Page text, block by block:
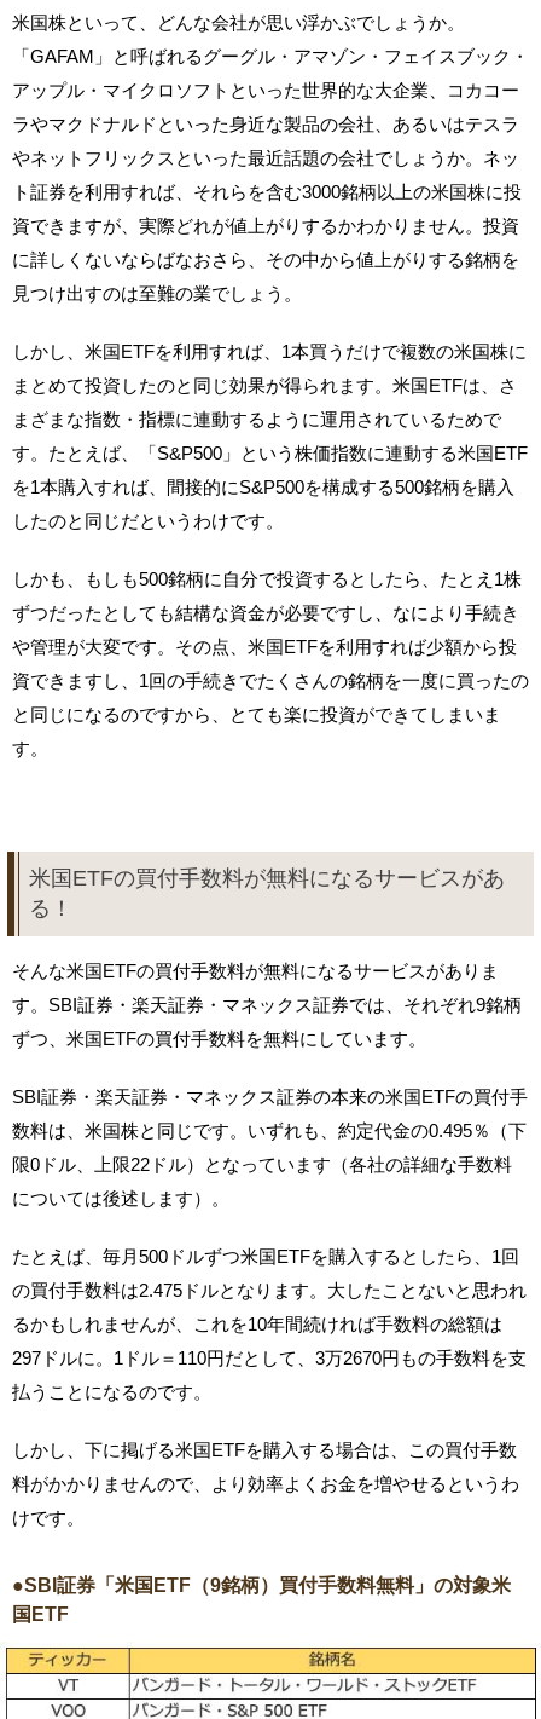
米国株といって、どんな会社が思い浮かぶでしょうか。
「GAFAM」と呼ばれるグーグル・アマゾン・フェイスブック・
アップル・マイクロソフトといった世界的な大企業、コカコー
ラやマクドナルドといった身近な製品の会社、あるいはテスラ
やネットフリックスといった最近話題の会社でしょうか。ネッ
ト証券を利用すれば、それらを含む3000銘柄以上の米国株に投
資できますが、実際どれが値上がりするかわかりません。投資
に詳しくないならばなおさら、その中から値上がりする銘柄を
見つけ出すのは至難の業でしょう。
しかし、米国ETFを利用すれば、1本買うだけで複数の米国株に
まとめて投資したのと同じ効果が得られます。米国ETFは、さ
まざまな指数・指標に連動するように運用されているためで
す。たとえば、「S&P500」という株価指数に連動する米国ETF
を1本購入すれば、間接的にS&P500を構成する500銘柄を購入
したのと同じだというわけです。
しかも、もしも500銘柄に自分で投資するとしたら、たとえ1株
ずつだったとしても結構な資金が必要ですし、なにより手続き
や管理が大変です。その点、米国ETFを利用すれば少額から投
資できますし、1回の手続きでたくさんの銘柄を一度に買ったの
と同じになるのですから、とても楽に投資ができてしまいま
す。
米国ETFの買付手数料が無料になるサービスがあ
る！
そんな米国ETFの買付手数料が無料になるサービスがありま
す。SBI証券・楽天証券・マネックス証券では、それぞれ9銘柄
ずつ、米国ETFの買付手数料を無料にしています。
SBI証券・楽天証券・マネックス証券の本来の米国ETFの買付手
数料は、米国株と同じです。いずれも、約定代金の0.495％（下
限0ドル、上限22ドル）となっています（各社の詳細な手数料
については後述します）。
たとえば、毎月500ドルずつ米国ETFを購入するとしたら、1回
の買付手数料は2.475ドルとなります。大したことないと思われ
るかもしれませんが、これを10年間続ければ手数料の総額は
297ドルに。1ドル＝110円だとして、3万2670円もの手数料を支
払うことになるのです。
しかし、下に掲げる米国ETFを購入する場合は、この買付手数
料がかかりませんので、より効率よくお金を増やせるというわ
けです。
●SBI証券「米国ETF（9銘柄）買付手数料無料」の対象米
国ETF